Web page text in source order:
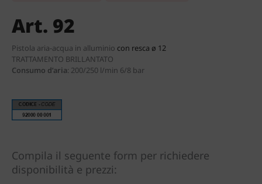
Art. 92
Pistola aria-acqua in alluminio con resca ø 12
TRATTAMENTO BRILLANTATO
Consumo d’aria: 200/250 l/min 6/8 bar
Compila il seguente form per richiedere
disponibilità e prezzi: